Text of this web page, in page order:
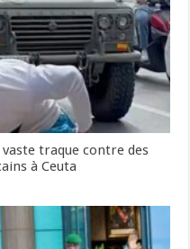
vaste traque contre des
à Ceuta